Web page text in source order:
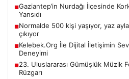
■Gaziantep’in Nurdağı İlçesinde
Yansıdı
■Normalde 500 kişi yaşıyor, yaz
çıkıyor
■Kelebek.Org İle Dijital İletişimin
Deneyimi
■23. Uluslararası Gümüşlük Müzik
Rüzgarı